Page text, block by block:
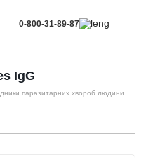
0-800-31-89-87
IgG
паразитарних хвороб людини